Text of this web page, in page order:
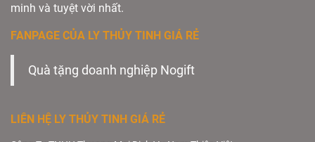
minh và tuyệt vời nhất.
FANPAGE CỦA LY THỦY TINH GIÁ RẺ
Quà tặng doanh nghiệp Nogift
LIÊN HỆ LY THỦY TINH GIÁ RẺ